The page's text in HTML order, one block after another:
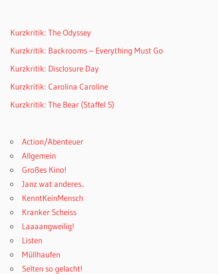
Kurzkritik: The Odyssey
Kurzkritik: Backrooms – Everything Must Go
Kurzkritik: Disclosure Day
Kurzkritik: Carolina Caroline
Kurzkritik: The Bear (Staffel 5)
Action/Abenteuer
Allgemein
Großes Kino!
Janz wat anderes..
KenntKeinMensch
Kranker Scheiss
Laaaangweilig!
Listen
Müllhaufen
Selten so gelacht!